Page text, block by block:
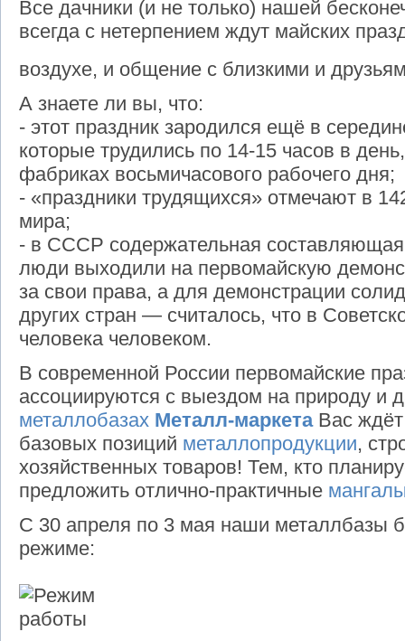
Все дачники (и не только) нашей
всегда с нетерпением ждут майских
воздухе, и общение с близкими и
А знаете ли вы, что:
- этот праздник зародился ещё в
которые трудились по 14-15 часов в
фабриках восьмичасового рабочего дня;
- «праздники трудящихся» отмечают в
мира;
- в СССР содержательная составляющая
люди выходили на первомайскую
за свои права, а для демонстрации
других стран — считалось, что в
человека человеком.
В современной России первомайские
ассоциируются с выездом на природу и
металлобазах Металл-маркетаВас ждёт
базовых позиций металлопродукции,
хозяйственных товаров! Тем, кто
предложить отлично-практичные
С 30 апреля по 3 мая наши металлбазы
режиме: